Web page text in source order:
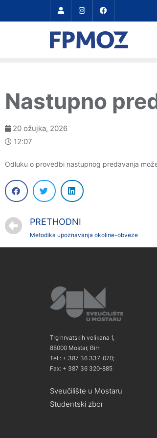
Nastupno
20 ožujka, 2026
12:07
Odluku o provedbi nastupnog predavanja
PRETHODNI
Metodika upoznavanja okoline-obveze
Trg hrvatskih velikana 1,
88000 Mostar, BiH
Tel.: + 387 36 337-070;
Fax: + 387 36 320-885
Sveučilište u Mostaru
Studentski zbor